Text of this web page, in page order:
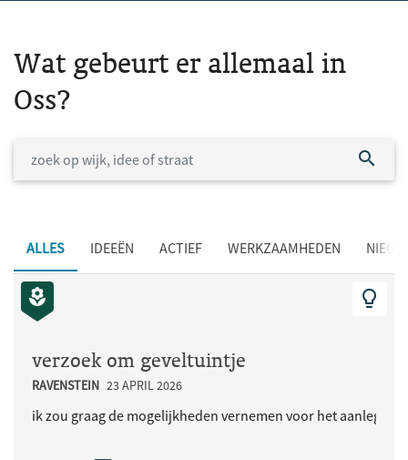
Wat gebeurt er allemaal in
Oss?
ALLES IDEEËN ACTIEF WERKZAAMHEDEN
verzoek om geveltuintje
RAVENSTEIN 23 APRIL 2026
ik zou graag de mogelijkheden vernemen voor het